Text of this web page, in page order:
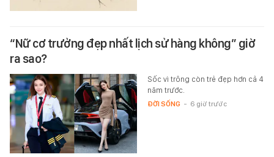
“Nữ cơ trưởng đẹp nhất lịch sử hàng không” giờ
ra sao?
Sốc vì trông còn trẻ đẹp hơn cả 4
năm trước.
ĐỜI SỐNG - 6 giờ trước